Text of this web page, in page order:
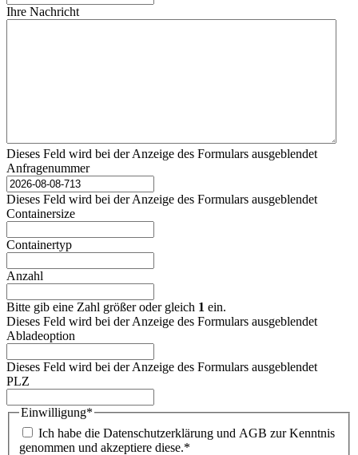
Ihre Nachricht
Dieses Feld wird bei der Anzeige des Formulars ausgeblendet
Anfragenummer
Dieses Feld wird bei der Anzeige des Formulars ausgeblendet
Containersize
Containertyp
Anzahl
Bitte gib eine Zahl größer oder gleich 1 ein.
Dieses Feld wird bei der Anzeige des Formulars ausgeblendet
Abladeoption
Dieses Feld wird bei der Anzeige des Formulars ausgeblendet
PLZ
Einwilligung*
Ich habe die Datenschutzerklärung und AGB zur Kenntnis
genommen und akzeptiere diese.*